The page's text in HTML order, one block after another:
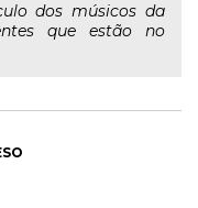
dos músicos da
que estão no